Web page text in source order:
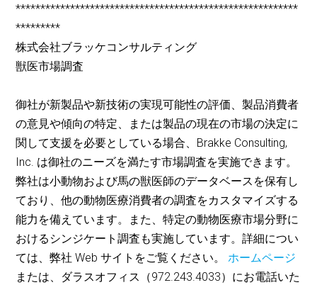
*********************************************************
*********
株式会社ブラッケコンサルティング
獣医市場調査
御社が新製品や新技術の実現可能性の評価、製品消費者
の意見や傾向の特定、または製品の現在の市場の決定に
関して支援を必要としている場合、Brakke Consulting,
Inc. は御社のニーズを満たす市場調査を実施できます。
弊社は小動物および馬の獣医師のデータベースを保有し
ており、他の動物医療消費者の調査をカスタマイズする
能力を備えています。また、特定の動物医療市場分野に
おけるシンジケート調査も実施しています。詳細につい
ては、弊社 Web サイトをご覧ください。ホームページ
または、ダラスオフィス（972.243.4033）にお電話いた